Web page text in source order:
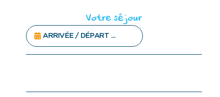
Votre séjour